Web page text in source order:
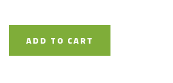
ADD TO CART